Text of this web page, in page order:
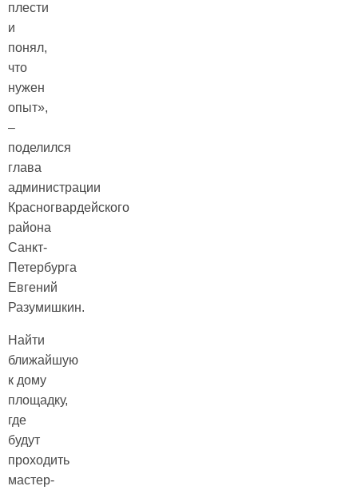
плести
и
понял,
что
нужен
опыт»,
–
поделился
глава
администрации
Красногвардейского
района
Санкт-
Петербурга
Евгений
Разумишкин.
Найти
ближайшую
к дому
площадку,
где
будут
проходить
мастер-